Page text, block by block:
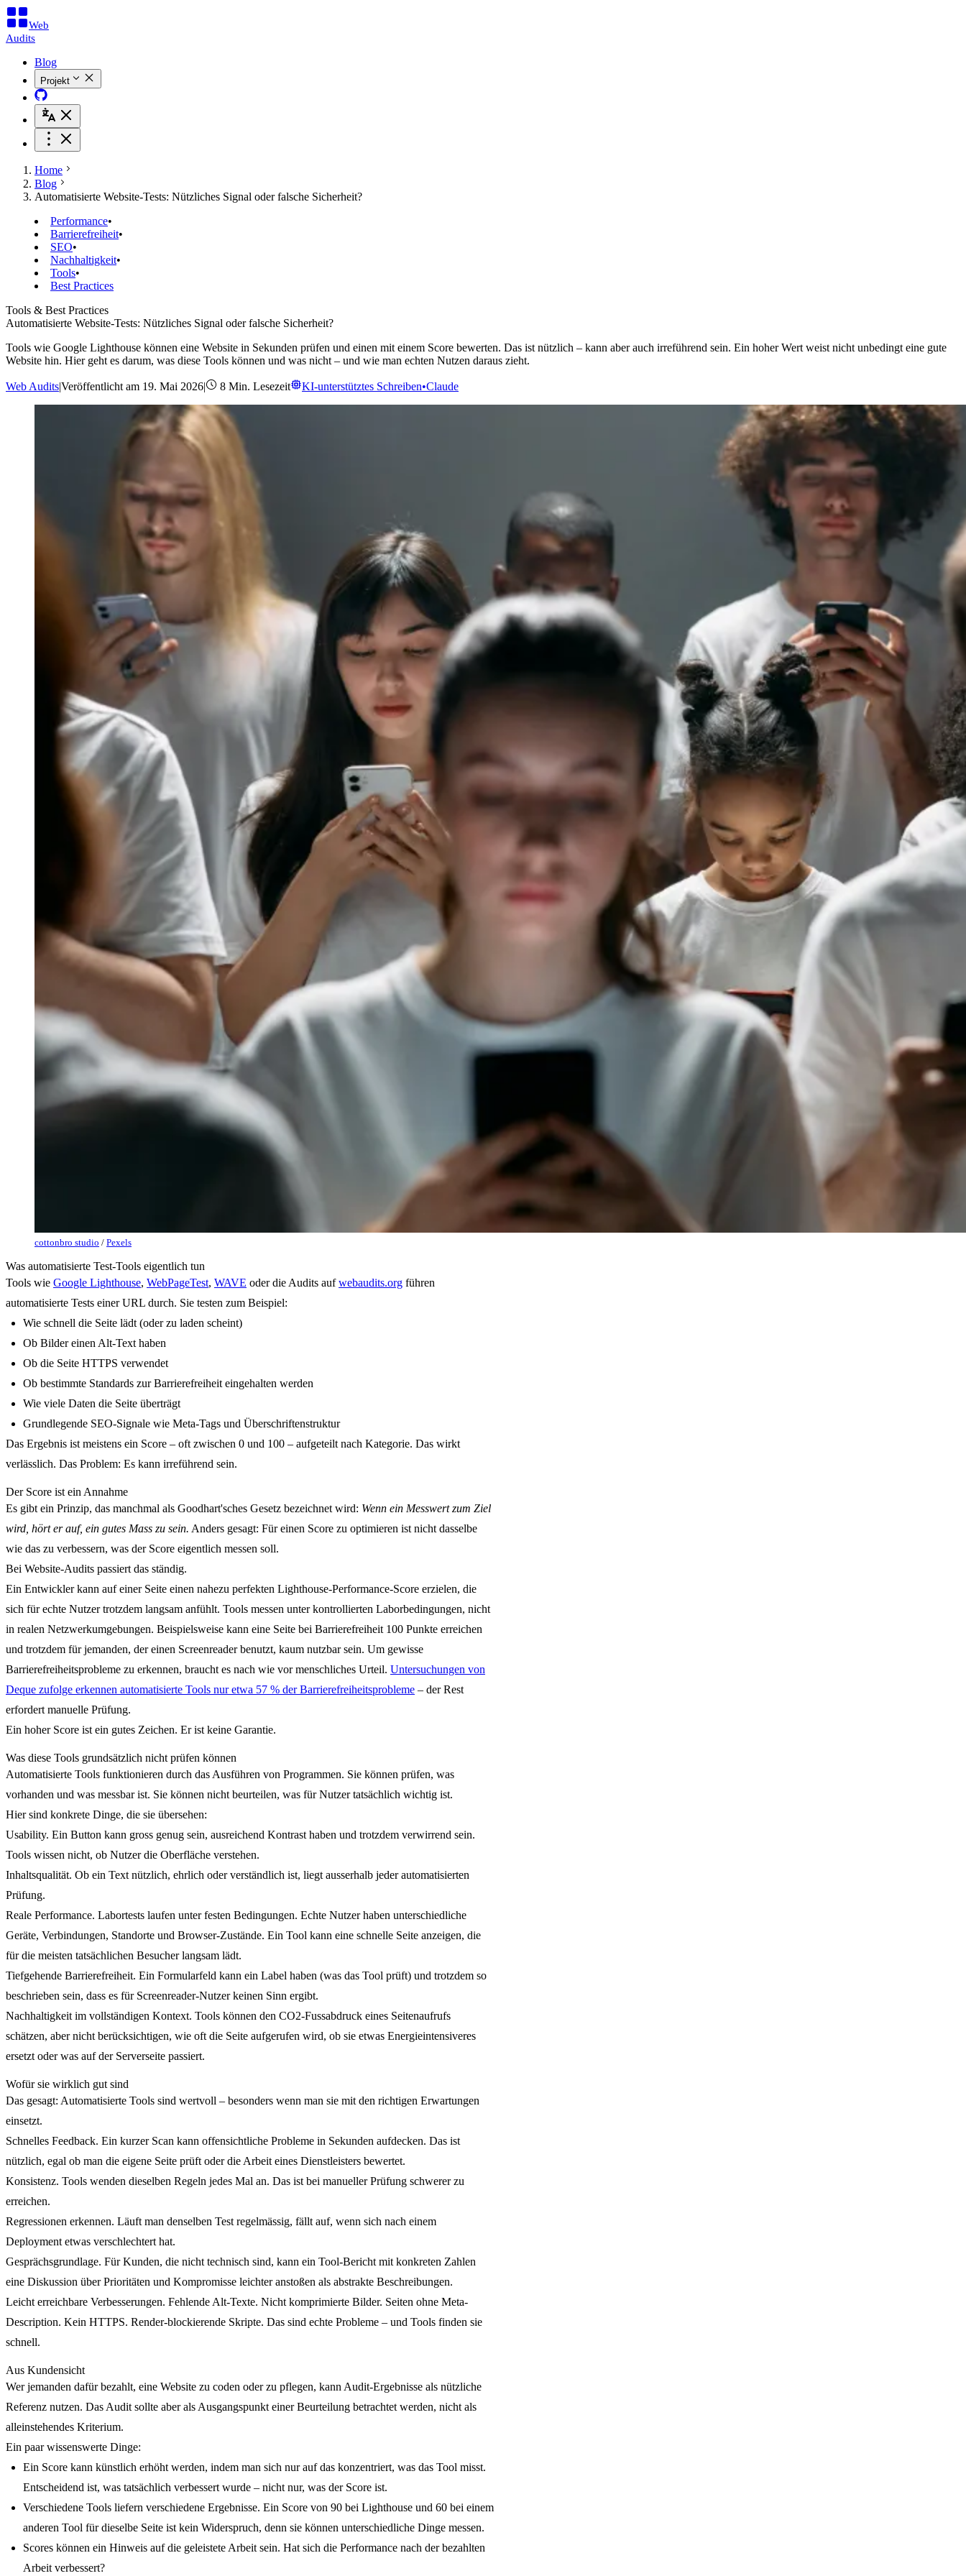
Web
Audits
Blog
Projekt
Home
Blog
Automatisierte Website-Tests: Nützliches Signal oder falsche Sicherheit?
Performance•
Barrierefreiheit•
SEO•
Nachhaltigkeit•
Tools•
Best Practices
Tools & Best Practices
Automatisierte Website-Tests: Nützliches Signal oder falsche Sicherheit?
Tools wie Google Lighthouse können eine Website in Sekunden prüfen und einen mit einem Score bewerten. Das ist nützlich – kann aber auch irreführend sein. Ein hoher Wert weist nicht unbedingt eine gute
Website hin. Hier geht es darum, was diese Tools können und was nicht – und wie man echten Nutzen daraus zieht.
Web Audits|Veröffentlicht am 19. Mai 2026| 8 Min. Lesezeit KI-unterstütztes Schreiben•Claude
cottonbro studio / Pexels
Was automatisierte Test-Tools eigentlich tun
Tools wie Google Lighthouse, WebPageTest, WAVE oder die Audits aufwebaudits.org führen
automatisierte Tests einer URL durch. Sie testen zum Beispiel:
Wie schnell die Seite lädt (oder zu laden scheint)
Ob Bilder einen Alt-Text haben
Ob die Seite HTTPS verwendet
Ob bestimmte Standards zur Barrierefreiheit eingehalten werden
Wie viele Daten die Seite überträgt
Grundlegende SEO-Signale wie Meta-Tags und Überschriftenstruktur
Das Ergebnis ist meistens ein Score – oft zwischen 0 und 100 – aufgeteilt nach Kategorie. Das wirkt
verlässlich. Das Problem: Es kann irreführend sein.
Der Score ist ein Annahme
Es gibt ein Prinzip, das manchmal als Goodhart'sches Gesetz bezeichnet wird: Wenn ein Messwert zum Ziel
wird, hört er auf, ein gutes Mass zu sein. Anders gesagt: Für einen Score zu optimieren ist nicht dasselbe
wie das zu verbessern, was der Score eigentlich messen soll.
Bei Website-Audits passiert das ständig.
Ein Entwickler kann auf einer Seite einen nahezu perfekten Lighthouse-Performance-Score erzielen, die
sich für echte Nutzer trotzdem langsam anfühlt. Tools messen unter kontrollierten Laborbedingungen, nicht
in realen Netzwerkumgebungen. Beispielsweise kann eine Seite bei Barrierefreiheit 100 Punkte erreichen
und trotzdem für jemanden, der einen Screenreader benutzt, kaum nutzbar sein. Um gewisse
Barrierefreiheitsprobleme zu erkennen, braucht es nach wie vor menschliches Urteil. Untersuchungen von
Deque zufolge erkennen automatisierte Tools nur etwa 57 % der Barrierefreiheitsprobleme – der Rest
erfordert manuelle Prüfung.
Ein hoher Score ist ein gutes Zeichen. Er ist keine Garantie.
Was diese Tools grundsätzlich nicht prüfen können
Automatisierte Tools funktionieren durch das Ausführen von Programmen. Sie können prüfen, was
vorhanden und was messbar ist. Sie können nicht beurteilen, was für Nutzer tatsächlich wichtig ist.
Hier sind konkrete Dinge, die sie übersehen:
Usability. Ein Button kann gross genug sein, ausreichend Kontrast haben und trotzdem verwirrend sein.
Tools wissen nicht, ob Nutzer die Oberfläche verstehen.
Inhaltsqualität. Ob ein Text nützlich, ehrlich oder verständlich ist, liegt ausserhalb jeder automatisierten
Prüfung.
Reale Performance. Labortests laufen unter festen Bedingungen. Echte Nutzer haben unterschiedliche
Geräte, Verbindungen, Standorte und Browser-Zustände. Ein Tool kann eine schnelle Seite anzeigen, die
für die meisten tatsächlichen Besucher langsam lädt.
Tiefgehende Barrierefreiheit. Ein Formularfeld kann ein Label haben (was das Tool prüft) und trotzdem so
beschrieben sein, dass es für Screenreader-Nutzer keinen Sinn ergibt.
Nachhaltigkeit im vollständigen Kontext. Tools können den CO2-Fussabdruck eines Seitenaufrufs
schätzen, aber nicht berücksichtigen, wie oft die Seite aufgerufen wird, ob sie etwas Energieintensiveres
ersetzt oder was auf der Serverseite passiert.
Wofür sie wirklich gut sind
Das gesagt: Automatisierte Tools sind wertvoll – besonders wenn man sie mit den richtigen Erwartungen
einsetzt.
Schnelles Feedback. Ein kurzer Scan kann offensichtliche Probleme in Sekunden aufdecken. Das ist
nützlich, egal ob man die eigene Seite prüft oder die Arbeit eines Dienstleisters bewertet.
Konsistenz. Tools wenden dieselben Regeln jedes Mal an. Das ist bei manueller Prüfung schwerer zu
erreichen.
Regressionen erkennen. Läuft man denselben Test regelmässig, fällt auf, wenn sich nach einem
Deployment etwas verschlechtert hat.
Gesprächsgrundlage. Für Kunden, die nicht technisch sind, kann ein Tool-Bericht mit konkreten Zahlen
eine Diskussion über Prioritäten und Kompromisse leichter anstoßen als abstrakte Beschreibungen.
Leicht erreichbare Verbesserungen. Fehlende Alt-Texte. Nicht komprimierte Bilder. Seiten ohne Meta-
Description. Kein HTTPS. Render-blockierende Skripte. Das sind echte Probleme – und Tools finden sie
schnell.
Aus Kundensicht
Wer jemanden dafür bezahlt, eine Website zu coden oder zu pflegen, kann Audit-Ergebnisse als nützliche
Referenz nutzen. Das Audit sollte aber als Ausgangspunkt einer Beurteilung betrachtet werden, nicht als
alleinstehendes Kriterium.
Ein paar wissenswerte Dinge:
Ein Score kann künstlich erhöht werden, indem man sich nur auf das konzentriert, was das Tool misst.
Entscheidend ist, was tatsächlich verbessert wurde – nicht nur, was der Score ist.
Verschiedene Tools liefern verschiedene Ergebnisse. Ein Score von 90 bei Lighthouse und 60 bei einem
anderen Tool für dieselbe Seite ist kein Widerspruch, denn sie können unterschiedliche Dinge messen.
Scores können ein Hinweis auf die geleistete Arbeit sein. Hat sich die Performance nach der bezahlten
Arbeit verbessert?